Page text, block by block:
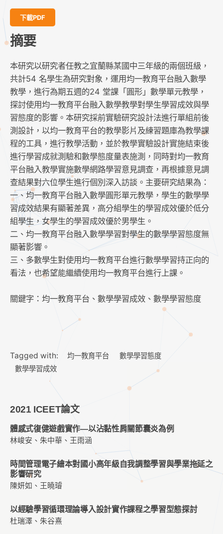
下載PDF
摘要
本研究以研究者任教之宜蘭縣某國中三年級的兩個班級，
共計54 名學生為研究對象，運用均一教育平台融入數學
教學，進行為期五週的24 堂課「圓形」數學單元教學，
探討使用均一教育平台融入數學教學對學生學習成效與學
習態度的影響。本研究採前實驗研究設計法進行單組前後
測設計，以均一教育平台的教學影片及練習題庫為教學課
程的工具，進行教學活動，並於教學實驗設計實施結束後
進行學習成就測驗和數學態度量表施測，同時對均一教育
平台融入教學實施數學網路學習意見調查，再根據意見調
查結果對六位學生進行個別深入訪談。主要研究結果為：
一、均一教育平台融入數學圓形單元教學，學生的數學學
習成效結果有顯著差異，高分組學生的學習成效優於低分
組學生，女學生的學習成效優於男學生。
二、均一教育平台融入數學學習對學生的數學學習態度無
顯著影響。
三、多數學生對使用均一教育平台進行數學學習持正向的
看法，也希望能繼續使用均一教育平台進行上課。
關鍵字：均一教育平台、數學學習成效、數學學習態度
Tagged with: 均一教育平台
數學學習態度
數學學習成效
2021 ICEET論文
體感式復健遊戲實作—以沾黏性肩關節囊炎為例
林峻安、朱中華、王雨涵
時間管理電子繪本對國小高年級自我調整學習與學業拖延之
影響研究
陳妍如、王曉璿
以經驗學習循環理論導入設計實作課程之學習型態探討
杜瑞澤、朱谷熹